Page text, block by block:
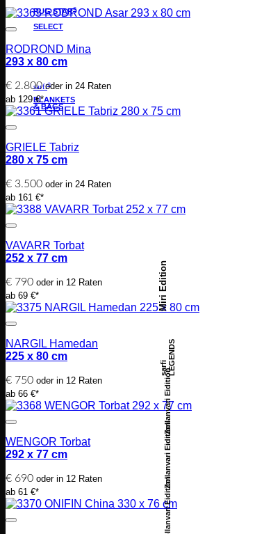
RUG STAR®
SELECT
sarfi®
BLANKETS
& BAGS
Miri Edition
sarfiLEGENDS
Zollanvari Eidition
Zollanvari Eidition
Zollanvari Eidition
RODROND Mina
293 x 80 cm
€ 2.800 oder in 24 Raten
ab 129 €*
GRIELE Tabriz
280 x 75 cm
€ 3.500 oder in 24 Raten
ab 161 €*
VAVARR Torbat
252 x 77 cm
€ 790 oder in 12 Raten
ab 69 €*
NARGIL Hamedan
225 x 80 cm
€ 750 oder in 12 Raten
ab 66 €*
WENGOR Torbat
292 x 77 cm
€ 690 oder in 12 Raten
ab 61 €*